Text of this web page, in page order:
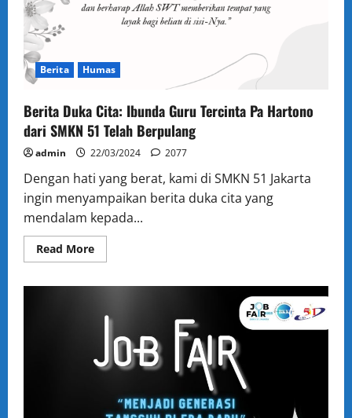
Berita Humas
Berita Duka Cita: Ibunda Guru Tercinta Pa Hartono
dari SMKN 51 Telah Berpulang
admin 22/03/2024 2077
Dengan hati yang berat, kami di SMKN 51 Jakarta
ingin menyampaikan berita duka cita yang
mendalam kepada...
Read MoreRead
more
Ibunda
Tercinta
Hartono
dari
Telah
Berpulang